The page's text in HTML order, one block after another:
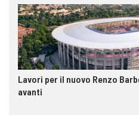
Lavori per il nuovo Renzo
avanti